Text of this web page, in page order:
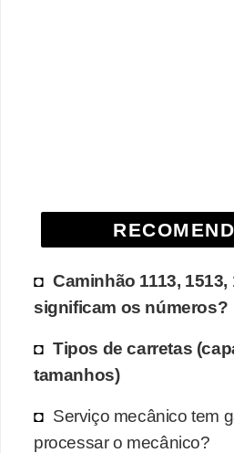
Caminhão 1113,
significam os números?
Tipos de carretas
tamanhos)
Serviço mecânico tem
processar o mecânico?